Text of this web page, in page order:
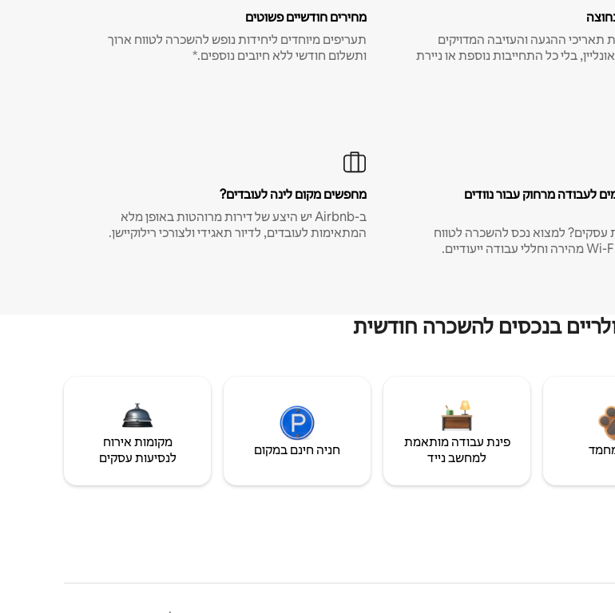
תאריכי ההגעה והעזיבה המדויקים
בלי כל התחייבות נוספת או ניירת
מחירים חודשיים פשוטים
תעריפים מיוחדים ליחידות נופש להשכרה לטווח ארוך
ותשלום חודשי ללא חיובים נוספים.*
לעבודה מרחוק עבור נוודים
עסקים? למצוא נכס להשכרה לטווח
מחפשים מקום לינה לעובדים?
ב-Airbnb יש היצע של דירות מרוהטות באופן מלא
המתאימות לעובדים, לדיור תאגידי ולצורכי רילוקיישן.
בנכסים להשכרה חודשית
פינת עבודה מותאמת
למחשב נייד
חניה חינם במקום
מקומות אירוח
לנסיעות עסקים